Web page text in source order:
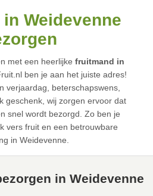
Weidevenne
met een heerlijke fruitmand in
ben je aan het juiste adres!
verjaardag, beterschapswens,
geschenk, wij zorgen ervoor dat
snel wordt bezorgd. Zo ben je
vers fruit en een betrouwbare
in Weidevenne.
in Weidevenne